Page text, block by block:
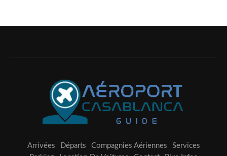
Arrivées Départs Compagnies Aériennes
Services